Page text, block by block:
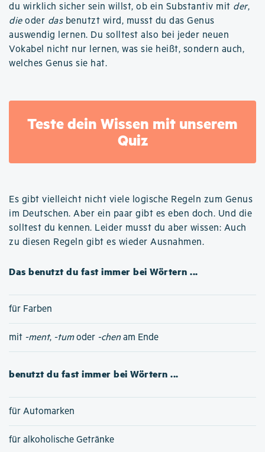
du wirklich sicher sein willst, ob ein Substantiv mit der,
dieoder dasbenutzt wird, musst du das Genus
auswendig lernen. Du solltest also bei jeder neuen
Vokabel nicht nur lernen, was sie heißt, sondern auch,
welches Genus sie hat.
Teste dein Wissen mit unserem
Quiz
Es gibt vielleicht nicht viele logische Regeln zum Genus
im Deutschen. Aber ein paar gibt es eben doch. Und die
solltest du kennen. Leider musst du aber wissen: Auch
zu diesen Regeln gibt es wieder Ausnahmen.
Das benutzt du fast immer bei Wörtern ...
für Farben
mit -ment, -tumoder -chen am Ende
benutzt du fast immer bei Wörtern ...
für Automarken
für alkoholische Getränke